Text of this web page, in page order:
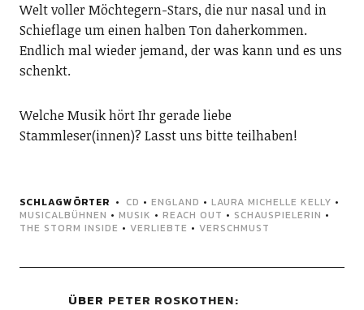
Welt voller Möchtegern-Stars, die nur nasal und in
Schieflage um einen halben Ton daherkommen.
Endlich mal wieder jemand, der was kann und es uns
schenkt.
Welche Musik hört Ihr gerade liebe
Stammleser(innen)? Lasst uns bitte teilhaben!
SCHLAGWÖRTER CD • ENGLAND • LAURA MICHELLE KELLY •
MUSICALBÜHNEN • MUSIK • REACH OUT • SCHAUSPIELERIN •
THE STORM INSIDE • VERLIEBTE • VERSCHMUST
ÜBER PETER ROSKOTHEN